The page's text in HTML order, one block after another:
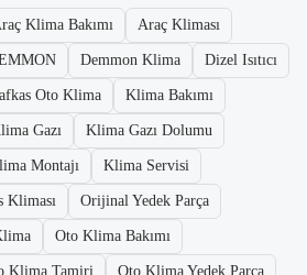
Klima Bakımı Araç Kliması
Demmon Klima Dizel Isıtıcı
Oto Klima Klima Bakımı
Gazı Klima Gazı Dolumu
Montajı Klima Servisi
Kliması Orijinal Yedek Parça
Oto Klima Bakımı
Klima Tamiri Oto Klima Yedek Parça